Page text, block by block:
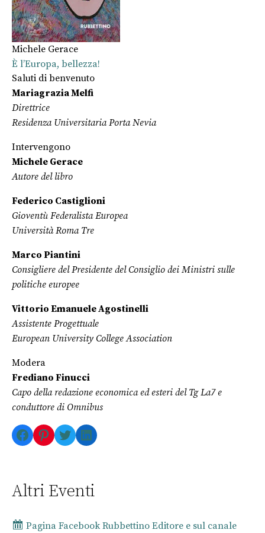
Michele Gerace
È l’Europa, bellezza!
Saluti di benvenuto
Mariagrazia Melfi
Direttrice
Residenza Universitaria Porta Nevia
Intervengono
Michele Gerace
Autore del libro
Federico Castiglioni
Gioventù Federalista Europea
Università Roma Tre
Marco Piantini
Consigliere del Presidente del Consiglio dei Ministri sulle
politiche europee
Vittorio Emanuele Agostinelli
Assistente Progettuale
European University College Association
Modera
Frediano Finucci
Capo della redazione economica ed esteri del Tg La7 e
conduttore di Omnibus
Facebook
Pinterest
TwitterLinkedIn
Altri Eventi
Pagina Facebook Rubbettino Editore e sul canale